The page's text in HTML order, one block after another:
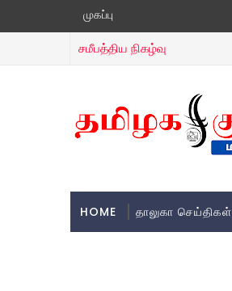
முகப்பு
சமீபத்திய நிகழ்வு
HOME தாலுகா செய்திகள்